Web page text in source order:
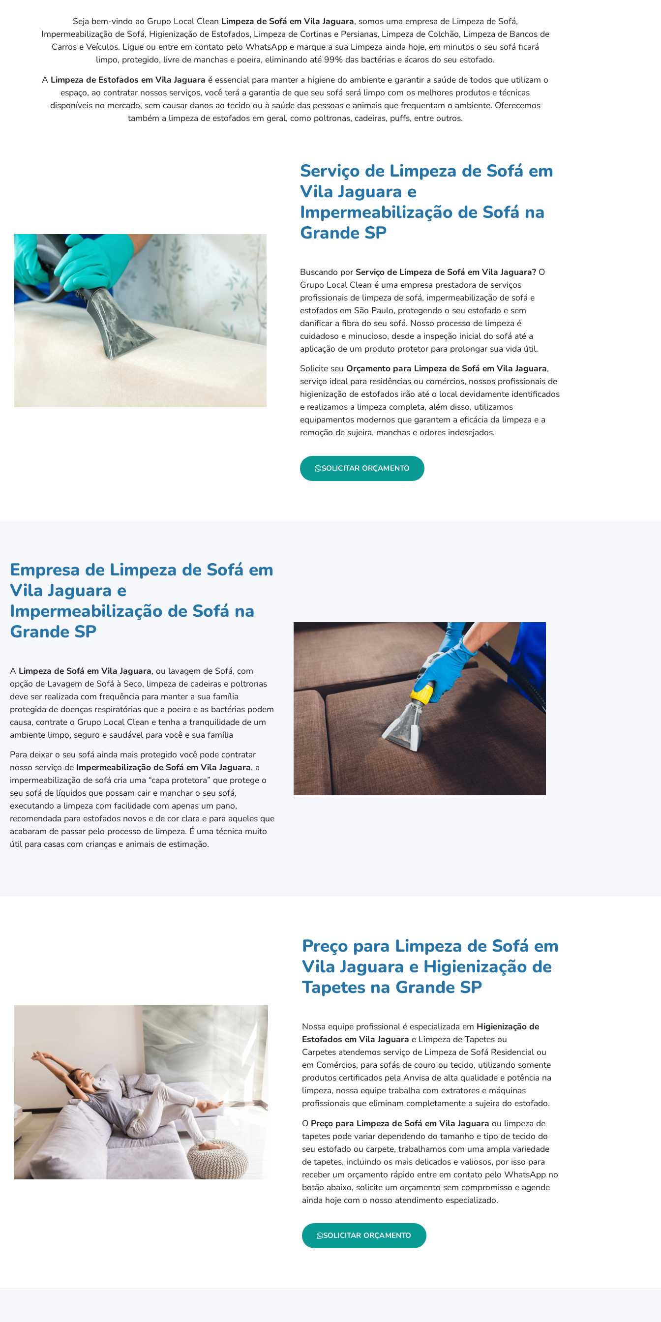
Seja bem-vindo ao Grupo Local Clean Limpeza de Sofá em Vila Jaguara, somos uma empresa de Limpeza de Sofá,
Impermeabilização de Sofá, Higienização de Estofados, Limpeza de Cortinas e Persianas, Limpeza de Colchão, Limpeza de Bancos de
Carros e Veículos. Ligue ou entre em contato pelo WhatsApp e marque a sua Limpeza ainda hoje, em minutos o seu sofá ficará
limpo, protegido, livre de manchas e poeira, eliminando até 99% das bactérias e ácaros do seu estofado.
A Limpeza de Estofados em Vila Jaguara é essencial para manter a higiene do ambiente e garantir a saúde de todos que utilizam o
espaço, ao contratar nossos serviços, você terá a garantia de que seu sofá será limpo com os melhores produtos e técnicas
disponíveis no mercado, sem causar danos ao tecido ou à saúde das pessoas e animais que frequentam o ambiente. Oferecemos
também a limpeza de estofados em geral, como poltronas, cadeiras, puffs, entre outros.
Serviço de Limpeza de Sofá em
Vila Jaguara e
Impermeabilização de Sofá na
Grande SP
Buscando por Serviço de Limpeza de Sofá em Vila Jaguara? O
Grupo Local Clean é uma empresa prestadora de serviços
profissionais de limpeza de sofá, impermeabilização de sofá e
estofados em São Paulo, protegendo o seu estofado e sem
danificar a fibra do seu sofá. Nosso processo de limpeza é
cuidadoso e minucioso, desde a inspeção inicial do sofá até a
aplicação de um produto protetor para prolongar sua vida útil.
Solicite seu Orçamento para Limpeza de Sofá em Vila Jaguara,
serviço ideal para residências ou comércios, nossos profissionais de
higienização de estofados irão até o local devidamente identificados
e realizamos a limpeza completa, além disso, utilizamos
equipamentos modernos que garantem a eficácia da limpeza e a
remoção de sujeira, manchas e odores indesejados.
SOLICITAR ORÇAMENTO
Empresa de Limpeza de Sofá em
Vila Jaguara e
Impermeabilização de Sofá na
Grande SP
A Limpeza de Sofá em Vila Jaguara, ou lavagem de Sofá, com
opção de Lavagem de Sofá à Seco, limpeza de cadeiras e poltronas
deve ser realizada com frequência para manter a sua família
protegida de doenças respiratórias que a poeira e as bactérias podem
causa, contrate o Grupo Local Clean e tenha a tranquilidade de um
ambiente limpo, seguro e saudável para você e sua família
Para deixar o seu sofá ainda mais protegido você pode contratar
nosso serviço de Impermeabilização de Sofá em Vila Jaguara, a
impermeabilização de sofá cria uma “capa protetora” que protege o
seu sofá de líquidos que possam cair e manchar o seu sofá,
executando a limpeza com facilidade com apenas um pano,
recomendada para estofados novos e de cor clara e para aqueles que
acabaram de passar pelo processo de limpeza. É uma técnica muito
útil para casas com crianças e animais de estimação.
Preço para Limpeza de Sofá em
Vila Jaguara e Higienização de
Tapetes na Grande SP
Nossa equipe profissional é especializada em Higienização de
Estofados em Vila Jaguara e Limpeza de Tapetes ou
Carpetes atendemos serviço de Limpeza de Sofá Residencial ou
em Comércios, para sofás de couro ou tecido, utilizando somente
produtos certificados pela Anvisa de alta qualidade e potência na
limpeza, nossa equipe trabalha com extratores e máquinas
profissionais que eliminam completamente a sujeira do estofado.
O Preço para Limpeza de Sofá em Vila Jaguara ou limpeza de
tapetes pode variar dependendo do tamanho e tipo de tecido do
seu estofado ou carpete, trabalhamos com uma ampla variedade
de tapetes, incluindo os mais delicados e valiosos, por isso para
receber um orçamento rápido entre em contato pelo WhatsApp no
botão abaixo, solicite um orçamento sem compromisso e agende
ainda hoje com o nosso atendimento especializado.
SOLICITAR ORÇAMENTO